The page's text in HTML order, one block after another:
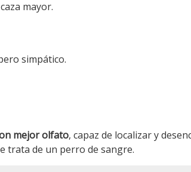
mayor.
simpático.
mejor olfato, capaz de localizar y
trata de un perro de sangre.